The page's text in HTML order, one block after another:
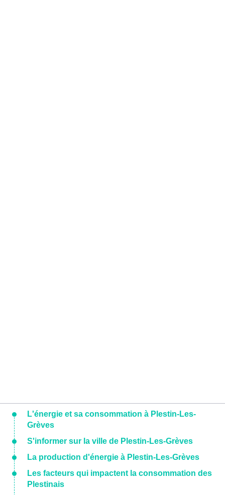
L'énergie et sa consommation à Plestin-Les-
Grèves
S'informer sur la ville de Plestin-Les-Grèves
La production d'énergie à Plestin-Les-Grèves
Les facteurs qui impactent la consommation des
Plestinais